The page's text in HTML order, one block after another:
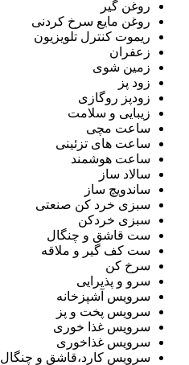
روغن گیر
روغن مایع سرخ کردنی
ریموت کنترل تلویزیون
زعفران
زمین شوی
زود پز
زودپز روگازی
زیبایی و سلامت
ساعت مچی
ساعت های تزئینی
ساعت هوشمند
سالاد ساز
ساندویچ ساز
سبزی خرد کن صنعتی
سبزی خردکن
ست قاشق و چنگال
ست کف گیر و ملاقه
سرخ کن
سرو و پذیرایی
سرویس آشپزخانه
سرویس پخت و پز
سرویس غذا خوری
سرویس غذاخوری
سرویس کارد،قاشق و چنگال